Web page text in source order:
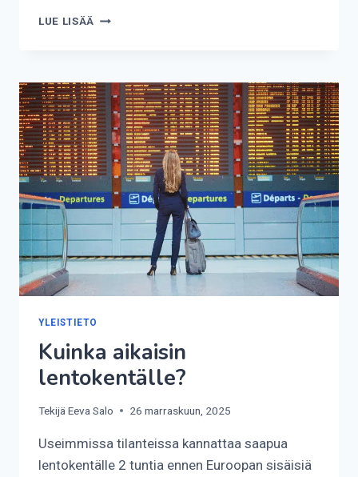
LUE LISÄÄ KUINKA
ON?
YLEISTIETO
Kuinka aikaisin
lentokentälle?
Tekijä Eeva Salo 26 marraskuun, 2025
Useimmissa tilanteissa kannattaa saapua
lentokentälle 2 tuntia ennen Euroopan sisäisiä